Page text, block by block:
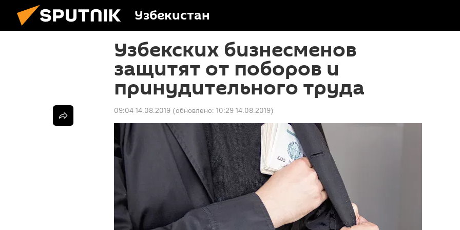
Узбекистан
Узбекских бизнесменов
защитят от поборов и
принудительного труда
09:04 14.08.2019 (обновлено: 10:29 14.08.2019)